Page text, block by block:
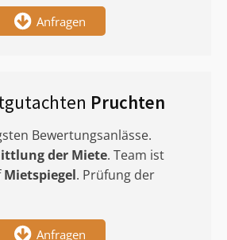
Anfragen
Pruchten
Bewertungsanlässe.
der Miete. Team ist
Mietspiegel. Prüfung der
Anfragen